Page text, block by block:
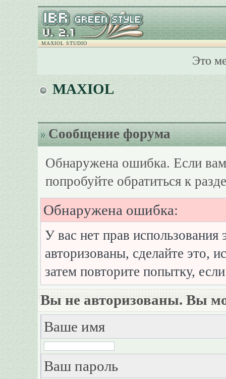
MAXIOL STUDIO
Это
MAXIOL
Сообщение форума
Обнаружена ошибка. Если
попробуйте обратиться к
Обнаружена ошибка:
У вас нет прав
авторизованы, сделайте это,
затем повторите попытку,
Вы не авторизованы. Вы
Ваше имя
Ваш пароль